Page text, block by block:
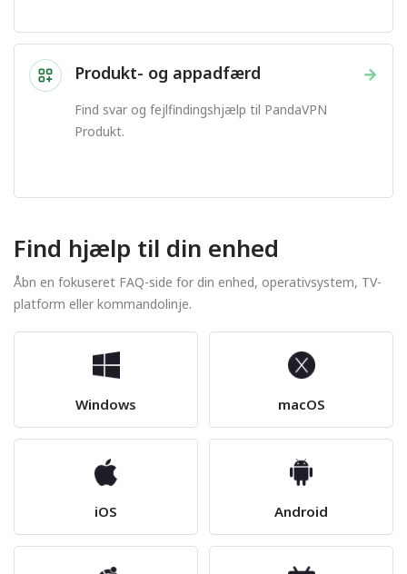
→
Produkt- og appadfærd
Find svar og fejlfindingshjælp til PandaVPN
Produkt.
Find hjælp til din enhed
Åbn en fokuseret FAQ-side for din enhed, operativsystem, TV-
platform eller kommandolinje.
Windows macOS
iOS Android